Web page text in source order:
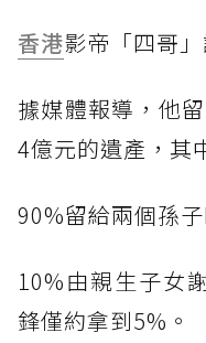
香港影帝「四哥
據媒體報導，他
4億元的遺產，其
90%留給兩個孫
10%由親生子女
鋒僅約拿到5%。